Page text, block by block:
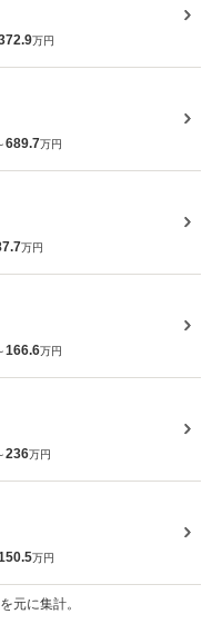
万円
689.7万円
万円
166.6万円
236万円
万円
元に集計。